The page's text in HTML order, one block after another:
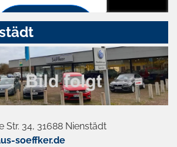
Zustimmen
aktivieren
Str. 34, 31688 Nienstädt
soeffker.de